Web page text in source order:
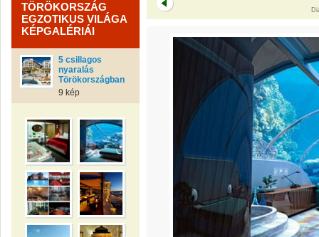
TÖRÖKORSZÁG
EGZOTIKUS VILÁGA
KÉPGALÉRIÁI
5 csillagos
nyaralás
Törökországban
9 kép